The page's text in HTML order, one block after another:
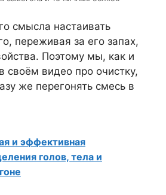
смысла настаивать
переживая за его запах,
Поэтому мы, как и
в своём видео про очистку,
же перегонять смесь в
и эффективная
голов, тела и